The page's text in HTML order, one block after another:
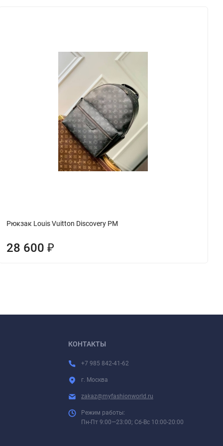
Рюкзак Louis Vuitton Discovery PM
28 600 ₽
КОНТАКТЫ
+7 985 842-41-62
г. Москва
zakaz@myfashionworld.ru
Режим работы:
Пн-Пт 9:00—23:00; Сб-Вс 10:00-20:00